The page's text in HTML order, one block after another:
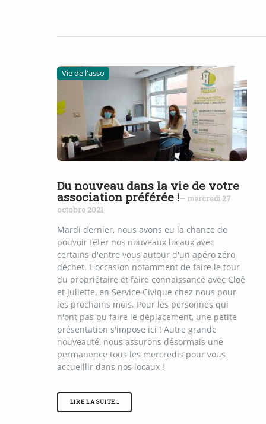
Vie de l'asso
Du nouveau dans la vie de votre
association préférée !— mercredi 27
octobre 2021
Mardi dernier, nous avons eu la chance de
pouvoir fêter nos nouveaux locaux avec
certains d'entre vous autour d'un apéro zéro
déchet. L'occasion notamment de faire le tour
du propriétaire et faire connaissance avec Cloé
et Juliette, en Service Civique chez nous pour
les prochains mois. Pour les personnes qui
n'ont pas pu faire le déplacement, une petite
présentation s'impose ici ! Autre grande
nouveauté, nous assurons désormais une
permanence tous les mercredis pour vous
accueillir dans nos locaux !
LIRE LA SUITE…